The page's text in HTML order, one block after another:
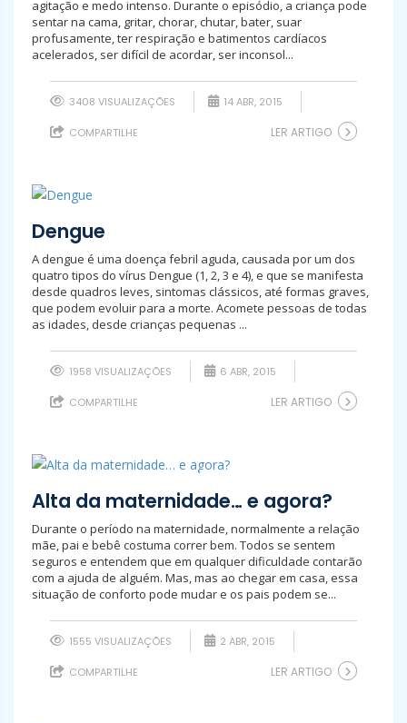
agitação e medo intenso. Durante o episódio, a criança pode
sentar na cama, gritar, chorar, chutar, bater, suar
profusamente, ter respiração e batimentos cardíacos
acelerados, ser difícil de acordar, ser inconsol...
3408 VISUALIZAÇÕES 14 ABR, 2015
COMPARTILHE LER ARTIGO
Dengue
A dengue é uma doença febril aguda, causada por um dos
quatro tipos do vírus Dengue (1, 2, 3 e 4), e que se manifesta
desde quadros leves, sintomas clássicos, até formas graves,
que podem evoluir para a morte. Acomete pessoas de todas
as idades, desde crianças pequenas ...
1958 VISUALIZAÇÕES 6 ABR, 2015
COMPARTILHE LER ARTIGO
Alta da maternidade… e agora?
Durante o período na maternidade, normalmente a relação
mãe, pai e bebê costuma correr bem. Todos se sentem
seguros e entendem que em qualquer dificuldade contarão
com a ajuda de alguém. Mas, mas ao chegar em casa, essa
situação de conforto pode mudar e os pais podem se...
1555 VISUALIZAÇÕES 2 ABR, 2015
COMPARTILHE LER ARTIGO